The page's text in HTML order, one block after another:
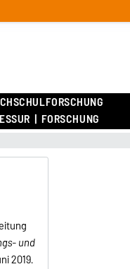
FORSCHUNG
und
2019.